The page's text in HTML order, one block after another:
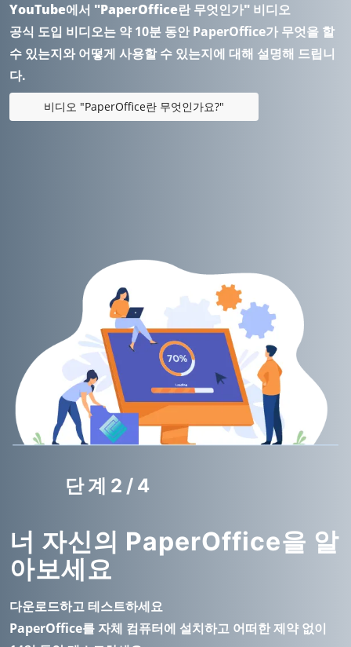
YouTube에서 "PaperOffice란 무엇인가" 비디오
공식 도입 비디오는 약 10분 동안 PaperOffice가 무엇을 할
수 있는지와 어떻게 사용할 수 있는지에 대해 설명해 드립니
다.
비디오 "PaperOffice란 무엇인가요?"
단계2/4
너 자신의 PaperOffice을 알
아보세요
다운로드하고 테스트하세요
PaperOffice를 자체 컴퓨터에 설치하고 어떠한 제약 없이